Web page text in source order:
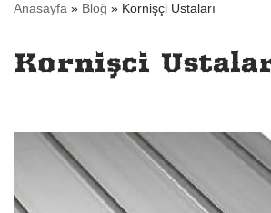
Anasayfa » Bloğ » Kornişçi Ustaları
Kornişçi